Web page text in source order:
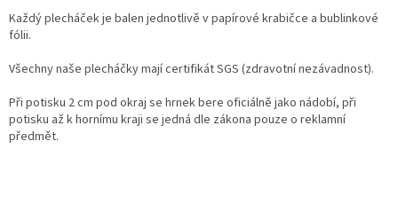
Každý plecháček je balen jednotlivě v papírové krabičce a bublinkové
fólii.
Všechny naše plecháčky mají certifikát SGS (zdravotní nezávadnost).
Při potisku 2 cm pod okraj se hrnek bere oficiálně jako nádobí, při
potisku až k hornímu kraji se jedná dle zákona pouze o reklamní
předmět.